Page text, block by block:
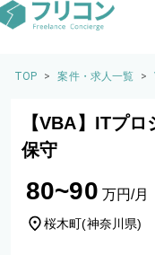
TOP > 案件・求人一覧 >
【VBA】ITプ
保守
80~90 万円/月
桜木町(神奈川県)